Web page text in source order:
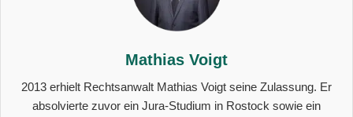
Mathias Voigt
2013 erhielt Rechtsanwalt Mathias Voigt seine Zulassung. Er
absolvierte zuvor ein Jura-Studium in Rostock sowie ein